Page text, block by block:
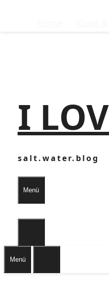
I
salt.water.blog
Menü
Menü